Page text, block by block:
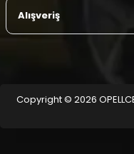
Alışveriş
Copyright © 2026